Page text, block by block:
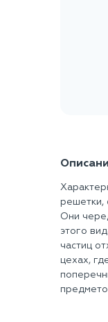
решетки,
Они
этого
частиц
цехах,